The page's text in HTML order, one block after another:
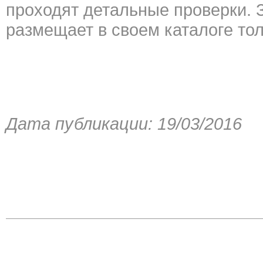
проходят детальные
размещает в своем каталоге
Дата публикации: 19/03/2016